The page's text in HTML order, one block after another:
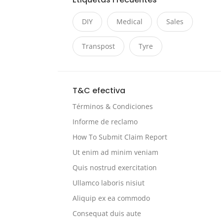
DIY Medical Sales
Transpost Tyre
T&C efectiva
Términos & Condiciones
Informe de reclamo
How To Submit Claim Report
Ut enim ad minim veniam
Quis nostrud exercitation
Ullamco laboris nisiut
Aliquip ex ea commodo
Consequat duis aute